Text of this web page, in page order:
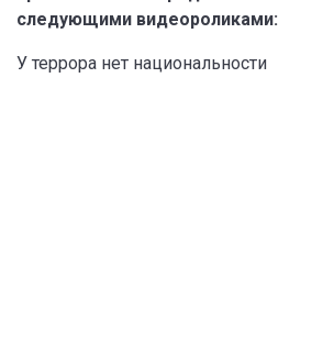
следующими видеороликами:
У террора нет национальности